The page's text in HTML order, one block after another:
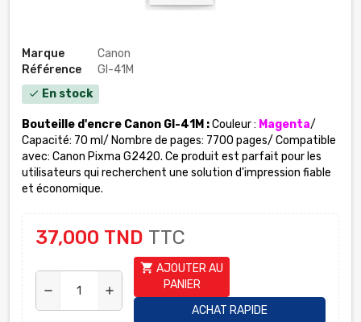
Marque
Canon
Référence
GI-41M
check En stock
Bouteille d'encre Canon GI-41M :Couleur : Magenta/
Capacité: 70 ml/ Nombre de pages: 7700 pages/ Compatible
avec: Canon Pixma G2420. Ce produit est parfait pour les
utilisateurs qui recherchent une solution d'impression fiable
et économique.
37,000 TND TTC
remove add
shopping_cart AJOUTER AU
PANIER
ACHAT RAPIDE